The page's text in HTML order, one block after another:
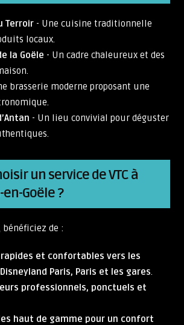
Terroir - Une cuisine traditionnelle
locaux.
la Goële - Un cadre chaleureux et des
brasserie moderne proposant une
- Un lieu convivial pour déguster
un service de VTC à
Goële ?
bénéficiez de :
et confortables vers les
Paris, Paris et les gares.
professionnels, ponctuels et
haut de gamme pour un confort